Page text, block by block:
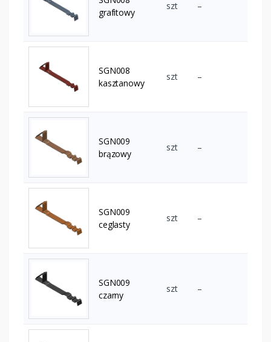
grafitowy
szt –
SGN008
kasztanowy
szt –
SGN009
brązowy
szt –
SGN009
ceglasty
szt –
SGN009
czarny
szt –